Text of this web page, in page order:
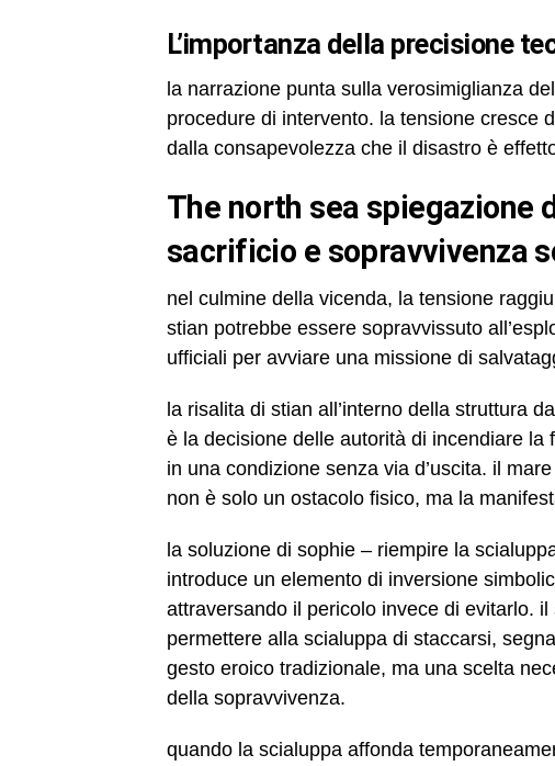
l’importanza della precisione
la narrazione punta sulla verosimiglianza
procedure di intervento. la tensione cresce
dalla consapevolezza che il disastro è
the north sea spiegazione del finale: fuga impossibile,
sacrificio e sopravvivenza
nel culmine della vicenda, la tensione
stian potrebbe essere sopravvissuto
ufficiali per avviare una missione di
la risalita di stian all’interno della struttura
è la decisione delle autorità di incendiare
in una condizione senza via d’uscita. il
non è solo un ostacolo fisico, ma la
la soluzione di sophie – riempire la
introduce un elemento di inversione
attraversando il pericolo invece di evitarlo.
permettere alla scialuppa di staccarsi,
gesto eroico tradizionale, ma una scelta
della sopravvivenza.
quando la scialuppa affonda